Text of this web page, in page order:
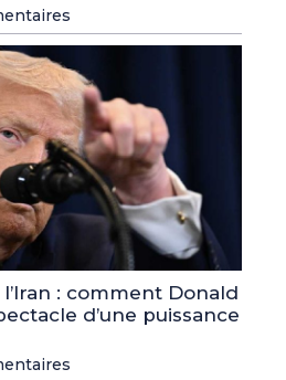
: comment Donald
d’une puissance